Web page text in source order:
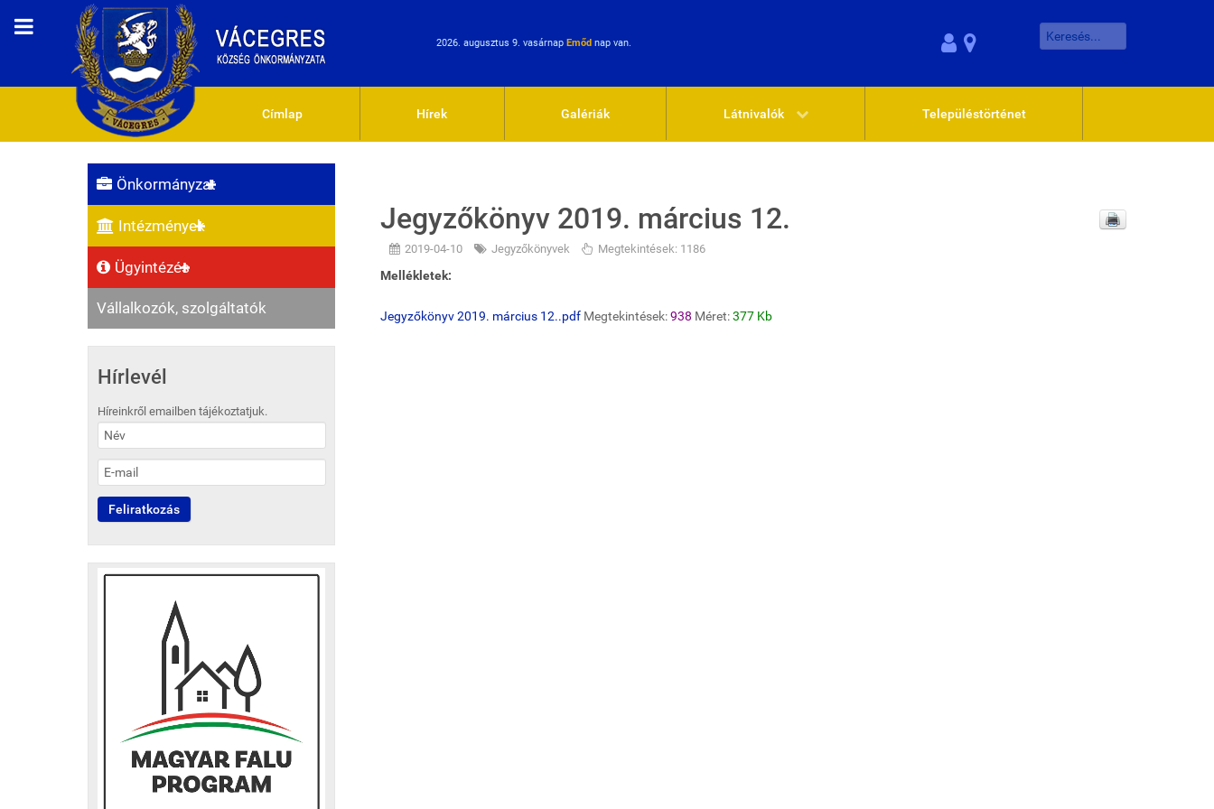
2026. augusztus 9. vasárnap Emőd nap van.
Címlap Hírek Galériák Látnivalók Településtörténet
Önkormányzat
Intézmények
Ügyintézés
Vállalkozók, szolgáltatók
Hírlevél
Híreinkről emailben tájékoztatjuk.
Jegyzőkönyv 2019. március 12.
2019-04-10 Jegyzőkönyvek Megtekintések: 1186
Mellékletek:
Jegyzőkönyv 2019. március 12..pdf Megtekintések:938 Méret:377 Kb